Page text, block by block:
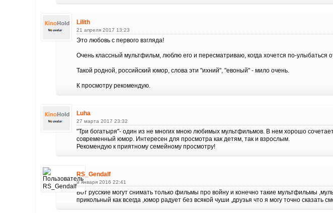
Lilith
21 апреля 2017 13:23
Это любовь с первого взгляда!
Очень классный мультфильм, люблю его и пересматриваю, когда хочется по-улыбаться
Такой родной, российский юмор, слова эти "ихний", "евоный" - мило очень.
К просмотру рекомендую.
Luha
27 марта 2017 23:32
"Три богатыря"- один из не многих мною любимых мультфильмов. В нем хорошо
современный юмор. Интересен для просмотра как детям, так и взрослым.
Рекомендую к приятному семейному просмотру!
RS_Gendalf
9 января 2016 22:41
Вот русские могут снимать только фильмы про войну и конечно такие мультфильмы
прикольный как всегда ,юмор радует без всякой чуши ,друзья что я могу точно сказать